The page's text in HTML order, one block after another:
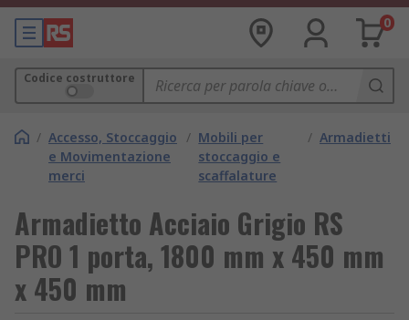
0
Codice costruttore
/ Accesso, Stoccaggio
e Movimentazione
merci
/ Mobili per
stoccaggio e
scaffalature
/ Armadietti
Armadietto Acciaio Grigio RS
PRO 1 porta, 1800 mm x 450 mm
x 450 mm